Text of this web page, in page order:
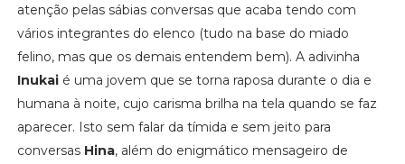
atenção pelas sábias conversas que acaba tendo com
vários integrantes do elenco (tudo na base do miado
felino, mas que os demais entendem bem). A adivinha
Inukaié uma jovem que se torna raposa durante o dia e
humana à noite, cujo carisma brilha na tela quando se faz
aparecer. Isto sem falar da tímida e sem jeito para
conversas Hina, além do enigmático mensageiro de